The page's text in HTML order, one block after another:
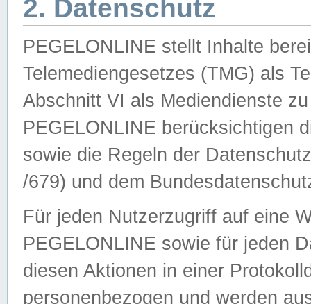
2. Datenschutz
PEGELONLINE stellt Inhalte
Telemediengesetzes (TMG) als
Abschnitt VI als Mediendienste
PEGELONLINE berücksichtigen
sowie die Regeln der
/679) und dem
Für jeden Nutzerzugriff auf eine
PEGELONLINE sowie für jeden
diesen Aktionen in einer
personenbezogen und werden